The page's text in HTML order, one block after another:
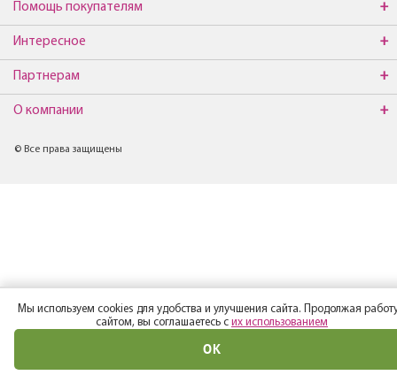
Помощь покупателям
Интересное
Партнерам
О компании
© Все права защищены
Мы используем cookies для удобства и улучшения сайта. Продолжая
сайтом, вы соглашаетесь с их использованием
ОК